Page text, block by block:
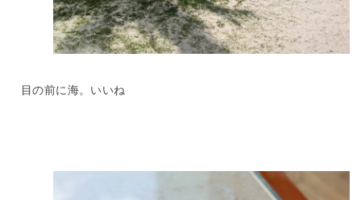
目の前に海。いいね